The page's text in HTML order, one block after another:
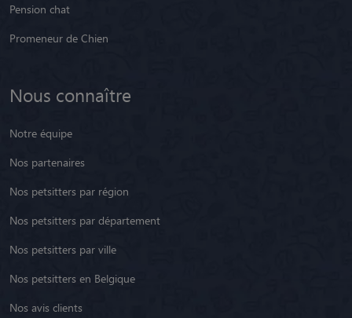
Pension chat
Promeneur de Chien
Nous connaître
Notre équipe
Nos partenaires
Nos petsitters par région
Nos petsitters par département
Nos petsitters par ville
Nos petsitters en Belgique
Nos avis clients